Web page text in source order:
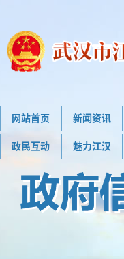
网站首页 新闻资讯
政民互动 魅力江汉